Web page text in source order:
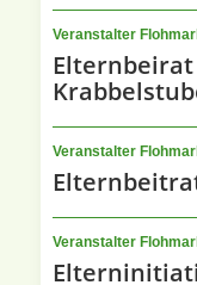
Veranstalter
Veranstalter
Veranstalter